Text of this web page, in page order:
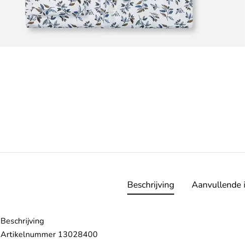
Beschrijving Aanvullende
Beschrijving
Artikelnummer 13028400